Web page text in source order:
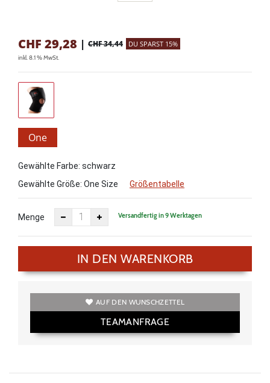
CHF 29,28 | CHF 34,44 DU SPARST 15%
inkl. 8.1 % MwSt.
One
Gewählte Farbe: schwarz
Gewählte Größe: One Size Größentabelle
Menge Versandfertig in 9 Werktagen
IN DEN WARENKORB
AUF DEN WUNSCHZETTEL
TEAMANFRAGE